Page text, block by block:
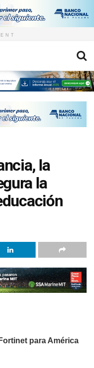
la
la
para América